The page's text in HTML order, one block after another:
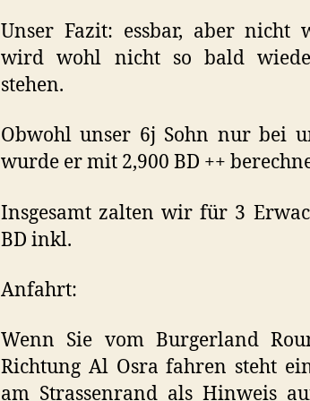
Unser Fazit: essbar, aber nicht
wird wohl nicht so bald
stehen.
Obwohl unser 6j Sohn nur bei
wurde er mit 2,900 BD ++
Insgesamt zalten wir für 3
BD inkl.
Anfahrt:
Wenn Sie vom Burgerland
Richtung Al Osra fahren steht
am Strassenrand als Hinweis